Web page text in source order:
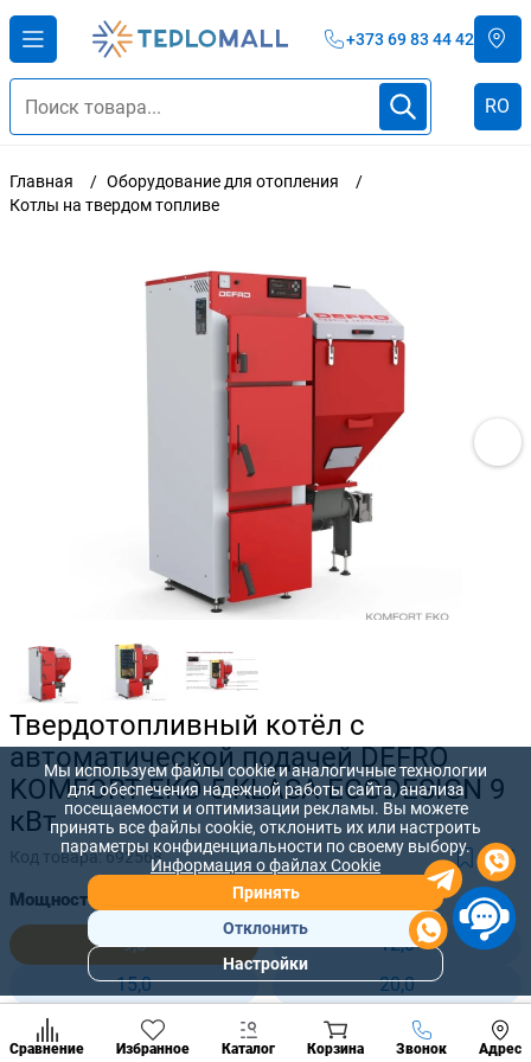
+373 69 83 44 42
RO
Главная
Оборудование для отопления
Котлы на твердом топливе
Твердотопливный котёл с
автоматической подачей DEFRO
KOMFORT EKO 5 KLASA ECODESIGN 9
кВт
Код товара:692568
Мощность, кВт:
9,0
12,0
15,0
20,0
25,0
30,0
Сравнение Избранное Каталог Корзина Звонок Адрес
Позвонить
разделы
Мы используем файлы cookie и аналогичные технологии
для обеспечения надежной работы сайта, анализа
посещаемости и оптимизации рекламы. Вы можете
принять все файлы cookie, отклонить их или настроить
параметры конфиденциальности по своему выбору.
Информация о файлах Cookie
Принять
Отклонить
Настройки